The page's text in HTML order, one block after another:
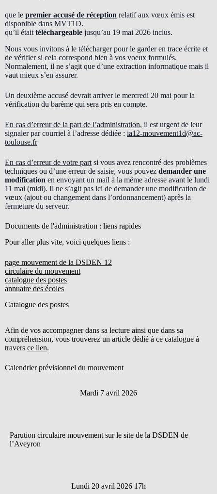
que le premier accusé de réception relatif aux vœux émis est
disponible dans MVT1D.
qu’il était téléchargeable jusqu’au 19 mai 2026 inclus.
Nous vous invitons à le télécharger pour le garder en trace écrite et
de vérifier si cela correspond bien à vos voeux formulés.
Normalement, il ne s’agit que d’une extraction informatique mais il
vaut mieux s’en assurer.
Un deuxième accusé devrait arriver le mercredi 20 mai pour la
vérification du barème qui sera pris en compte.
En cas d’erreur de la part de l’administration, il est urgent de leur
signaler par courriel à l’adresse dédiée : ia12-mouvement1d@ac-
toulouse.fr
En cas d’erreur de votre part si vous avez rencontré des problèmes
techniques ou d’une erreur de saisie, vous pouvez demander une
modification en envoyant un mail à la même adresse avant le lundi
11 mai (midi). Il ne s’agit pas ici de demander une modification de
vœux (ajout ou changement dans l’ordonnancement) après la
fermeture du serveur.
Documents de l'administration : liens rapides
Pour aller plus vite, voici quelques liens :
page mouvement de la DSDEN 12
circulaire du mouvement
catalogue des postes
annuaire des écoles
Catalogue des postes
Afin de vos accompagner dans sa lecture ainsi que dans sa
compréhension, vous trouverez un article dédié à ce catalogue à
travers ce lien.
Calendrier prévisionnel du mouvement
Mardi 7 avril 2026
Parution circulaire mouvement sur le site de la DSDEN de
l’Aveyron
Lundi 20 avril 2026 17h